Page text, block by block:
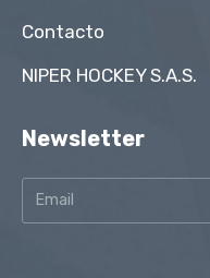
Contacto
NIPER HOCKEY S.A.S.
Newsletter